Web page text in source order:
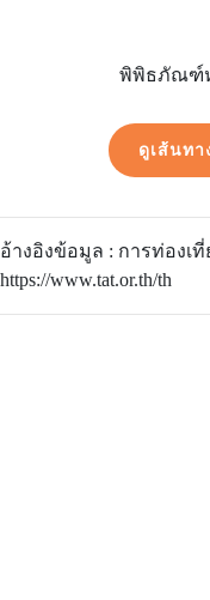
พิพิธภัณฑ์
ดูเส้นทา
อ้างอิงข้อมูล : การท่องเ
https://www.tat.or.th/th